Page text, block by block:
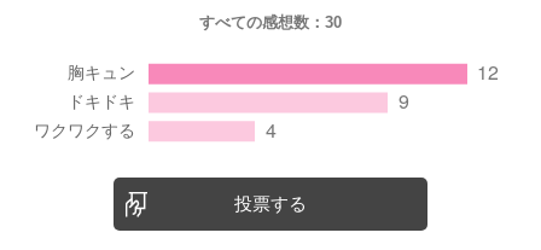
すべての感想数： 30
投票する